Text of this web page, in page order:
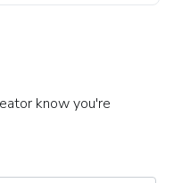
know you're